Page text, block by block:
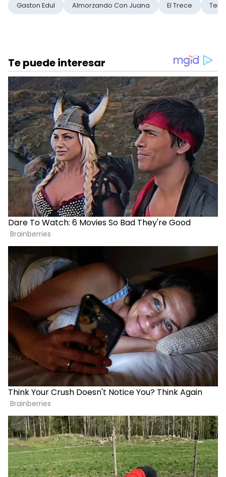
Gaston Edul Almorzando Con Juana El Trece